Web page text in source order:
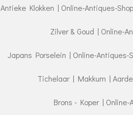
Antieke Klokken | Online-Antiques-Shop
Zilver & Goud | Online-
Japans Porselein | Online-Antiques-
Tichelaar | Makkum |
Brons - Koper | Online-